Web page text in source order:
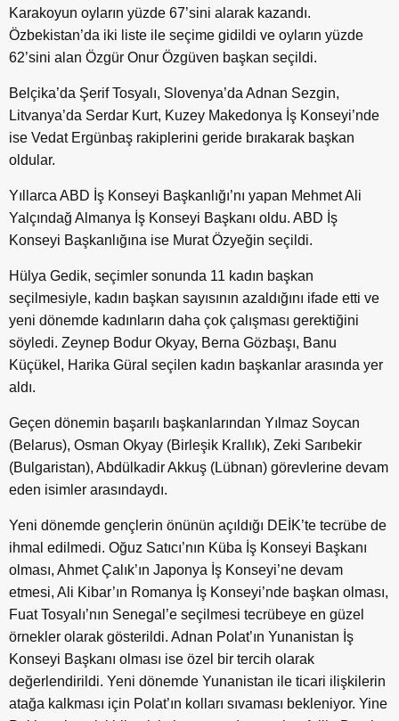
Karakoyun oyların yüzde 67’sini alarak kazandı.
Özbekistan’da iki liste ile seçime gidildi ve oyların yüzde
62’sini alan Özgür Onur Özgüven başkan seçildi.
Belçika’da Şerif Tosyalı, Slovenya’da Adnan Sezgin,
Litvanya’da Serdar Kurt, Kuzey Makedonya İş Konseyi’nde
ise Vedat Ergünbaş rakiplerini geride bırakarak başkan
oldular.
Yıllarca ABD İş Konseyi Başkanlığı’nı yapan Mehmet Ali
Yalçındağ Almanya İş Konseyi Başkanı oldu. ABD İş
Konseyi Başkanlığına ise Murat Özyeğin seçildi.
Hülya Gedik, seçimler sonunda 11 kadın başkan
seçilmesiyle, kadın başkan sayısının azaldığını ifade etti ve
yeni dönemde kadınların daha çok çalışması gerektiğini
söyledi. Zeynep Bodur Okyay, Berna Gözbaşı, Banu
Küçükel, Harika Güral seçilen kadın başkanlar arasında yer
aldı.
Geçen dönemin başarılı başkanlarından Yılmaz Soycan
(Belarus), Osman Okyay (Birleşik Krallık), Zeki Sarıbekir
(Bulgaristan), Abdülkadir Akkuş (Lübnan) görevlerine devam
eden isimler arasındaydı.
Yeni dönemde gençlerin önünün açıldığı DEİK’te tecrübe de
ihmal edilmedi. Oğuz Satıcı’nın Küba İş Konseyi Başkanı
olması, Ahmet Çalık’ın Japonya İş Konseyi’ne devam
etmesi, Ali Kibar’ın Romanya İş Konseyi’nde başkan olması,
Fuat Tosyalı’nın Senegal’e seçilmesi tecrübeye en güzel
örnekler olarak gösterildi. Adnan Polat’ın Yunanistan İş
Konseyi Başkanı olması ise özel bir tercih olarak
değerlendirildi. Yeni dönemde Yunanistan ile ticari ilişkilerin
atağa kalkması için Polat’ın kolları sıvaması bekleniyor. Yine